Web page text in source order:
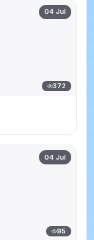
04 Jul
372
04 Jul
95